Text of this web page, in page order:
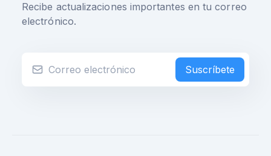
Recibe actualizaciones importantes en tu correo
electrónico.
Suscríbete